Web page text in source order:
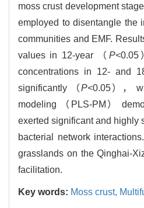
moss crust development
employed to disentangle the
communities and EMF.
values in 12-year （ P<0.05
concentrations in 12- and
significantly （P<0.05），
modeling （PLS-PM）
exerted significant and highly
bacterial network
grasslands on the Qinghai-
facilitation.
Key words: Moss crust,